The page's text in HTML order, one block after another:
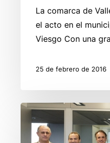
Cantabria
2016”
La comarca de
el acto en el
Viesgo Con una
25 de febrero de 2016
Valles
Pasiegos
presenta